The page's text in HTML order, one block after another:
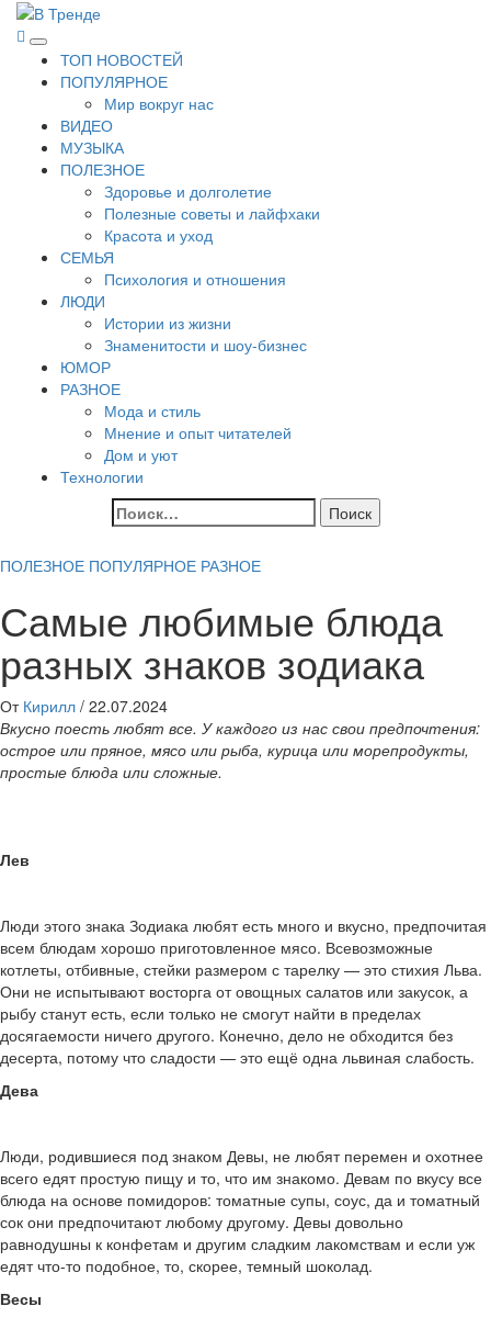
Перейти
содержимому
В Тренде
Самые свежие новости интернета
Основное
меню
ТОП НОВОСТЕЙ
ПОПУЛЯРНОЕ
Мир вокруг нас
ВИДЕО
МУЗЫКА
ПОЛЕЗНОЕ
Здоровье и долголетие
Полезные советы и лайфхаки
Красота и уход
СЕМЬЯ
Психология и отношения
ЛЮДИ
Истории из жизни
Знаменитости и шоу-бизнес
ЮМОР
РАЗНОЕ
Мода и стиль
Мнение и опыт читателей
Дом и уют
Технологии
Найти:
ПОЛЕЗНОЕ ПОПУЛЯРНОЕ РАЗНОЕ
Самые любимые блюда
разных знаков зодиака
От Кирилл / 22.07.2024
Вкусно поесть любят все. У каждого из нас свои предпочтения:
острое или пряное, мясо или рыба, курица или морепродукты,
простые блюда или сложные.
Лев
Люди этого знака Зодиака любят есть много и вкусно, предпочитая
всем блюдам хорошо приготовленное мясо. Всевозможные
котлеты, отбивные, стейки размером с тарелку — это стихия Льва.
Они не испытывают восторга от овощных салатов или закусок, а
рыбу станут есть, если только не смогут найти в пределах
досягаемости ничего другого. Конечно, дело не обходится без
десерта, потому что сладости — это ещё одна львиная слабость.
Дева
Люди, родившиеся под знаком Девы, не любят перемен и охотнее
всего едят простую пищу и то, что им знакомо. Девам по вкусу все
блюда на основе помидоров: томатные супы, соус, да и томатный
сок они предпочитают любому другому. Девы довольно
равнодушны к конфетам и другим сладким лакомствам и если уж
едят что-то подобное, то, скорее, темный шоколад.
Весы